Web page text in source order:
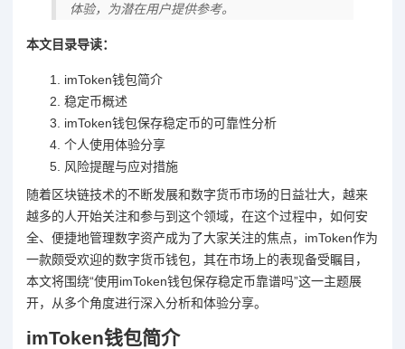
体验，为潜在用户提供参考。
本文目录导读：
imToken钱包简介
稳定币概述
imToken钱包保存稳定币的可靠性分析
个人使用体验分享
风险提醒与应对措施
随着区块链技术的不断发展和数字货币市场的日益壮大，越来
越多的人开始关注和参与到这个领域，在这个过程中，如何安
全、便捷地管理数字资产成为了大家关注的焦点，imToken作为
一款颇受欢迎的数字货币钱包，其在市场上的表现备受瞩目，
本文将围绕“使用imToken钱包保存稳定币靠谱吗”这一主题展
开，从多个角度进行深入分析和体验分享。
imToken钱包简介